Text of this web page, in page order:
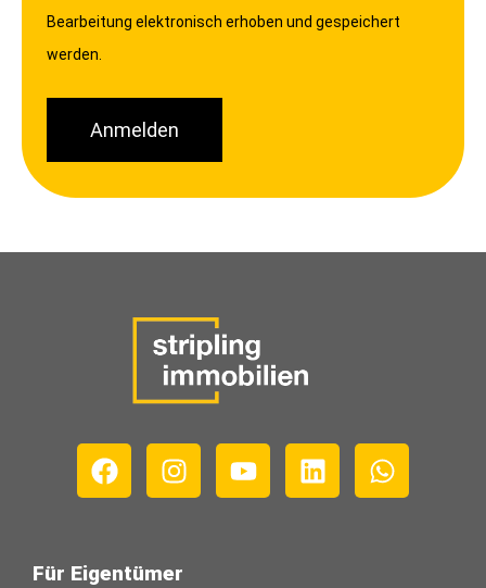
Bearbeitung elektronisch erhoben und gespeichert
werden.
Anmelden
Für Eigentümer